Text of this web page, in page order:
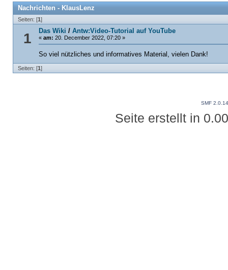
Nachrichten - KlausLenz
Seiten: [1]
1 Das Wiki /Antw:Video-Tutorial auf YouTube
«am: 20. December 2022, 07:20 »
So viel nützliches und informatives Material, vielen Dank!
Seiten: [1]
SMF 2.0.14
Seite erstellt in